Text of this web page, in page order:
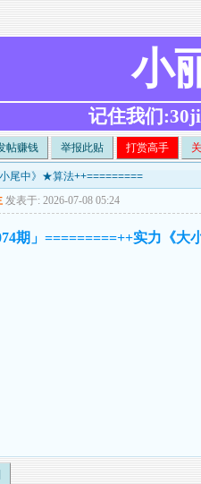
小
记住我们
帖赚钱 举报此贴 打赏高手
尾中》★算法++=========
发表于: 2026-07-08 05:24
期」=========++实力《